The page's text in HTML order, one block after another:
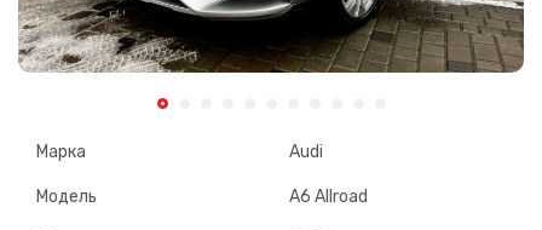
Марка Audi
Модель A6 Allroad